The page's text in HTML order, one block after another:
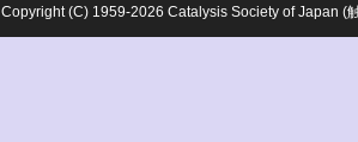
Copyright (C) 1959-2026 Catalysis Society of Japan (